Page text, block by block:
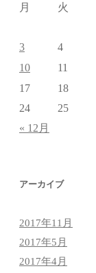
月
火
3 4
10 11
17
18
24
25
« 12月
アーカイブ
2017年11月
2017年5月
2017年4月